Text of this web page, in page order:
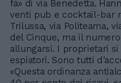
fà» di via Benedetta.
venti pub e cocktail-bar
Trilussa, via Politeama,
del Cinque, ma il
allungarsi. I proprietari
espiatori. Sono tutti
«Questa ordinanza